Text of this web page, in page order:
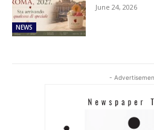
NEWS
June 24, 2026
-